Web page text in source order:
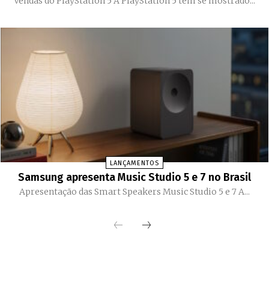
LANÇAMENTOS
Samsung apresenta Music Studio 5 e 7 no Brasil
Apresentação das Smart Speakers Music Studio 5 e 7 A...